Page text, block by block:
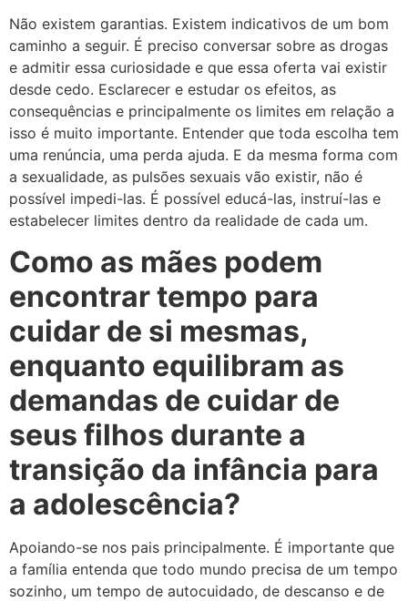
Não existem garantias. Existem indicativos de um bom
caminho a seguir. É preciso conversar sobre as drogas
e admitir essa curiosidade e que essa oferta vai existir
desde cedo. Esclarecer e estudar os efeitos, as
consequências e principalmente os limites em relação a
isso é muito importante. Entender que toda escolha tem
uma renúncia, uma perda ajuda. E da mesma forma com
a sexualidade, as pulsões sexuais vão existir, não é
possível impedi-las. É possível educá-las, instruí-las e
estabelecer limites dentro da realidade de cada um.
Como as mães podem
encontrar tempo para
cuidar de si mesmas,
enquanto equilibram as
demandas de cuidar de
seus filhos durante a
transição da infância para
a adolescência?
Apoiando-se nos pais principalmente. É importante que
a família entenda que todo mundo precisa de um tempo
sozinho, um tempo de autocuidado, de descanso e de